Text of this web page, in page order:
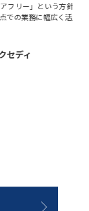
ル翻訳の課題を解